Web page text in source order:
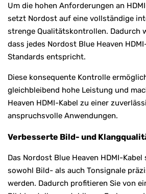
Um die hohen Anforderungen an
setzt Nordost auf eine vollständige
strenge Qualitätskontrollen. Dadurch
dass jedes Nordost Blue Heaven
Standards entspricht.
Diese konsequente Kontrolle
gleichbleibend hohe Leistung und
Heaven HDMI-Kabel zu einer
anspruchsvolle Anwendungen.
Verbesserte Bild- und
Das Nordost Blue Heaven HDMI-
sowohl Bild- als auch Tonsignale
werden. Dadurch profitieren Sie von